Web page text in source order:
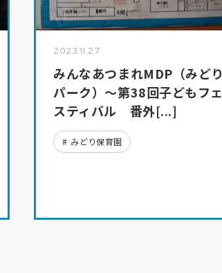
2023.11.27
みんなあつまれMDP（みどり
パーク）～第38回子どもフェ
スティバル 番外[...]
みどり保育園